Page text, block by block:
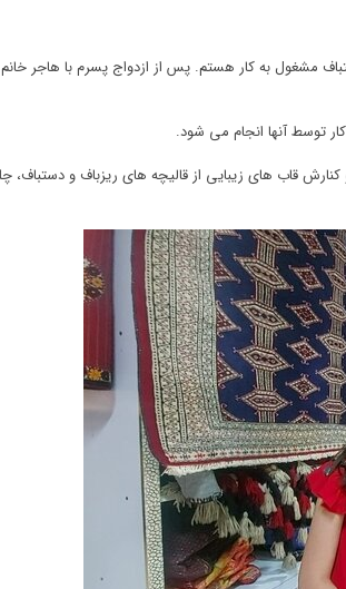
فروش فرش های سنتی و دستباف مشغول به کار هستم. پس از ازدواج
قاب های زیبایی از قالیچه های ریزباف و دستباف،